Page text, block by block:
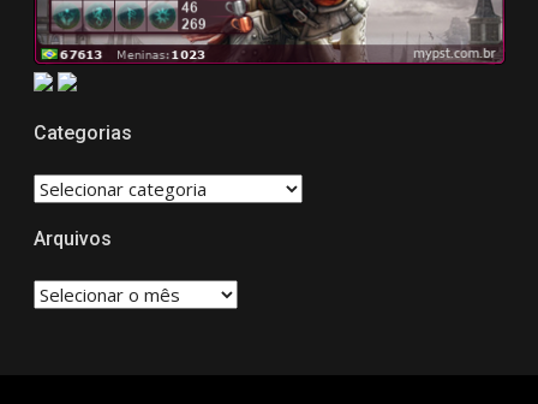
Categorias
CATEGORIAS
Arquivos
Arquivos